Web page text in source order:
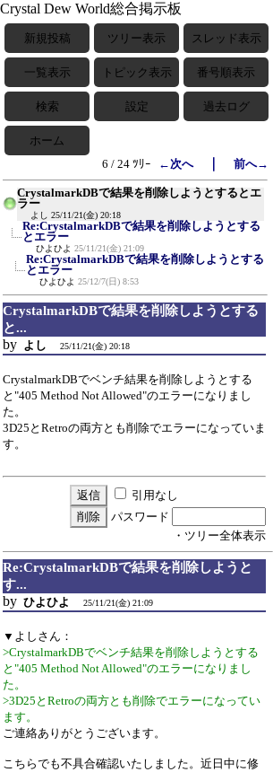
Crystal Dew World総合掲示板
新規投稿 ツリー表示 スレッド表示
一覧表示 トピック表示 番号順表示
検索 設定 過去ログ
ホーム
6 / 24 ﾂﾘｰ
←次へ｜ 前へ→
CrystalmarkDBで結果を削除しようとするとエ
ラー
よし 25/11/21(金) 20:18
Re:CrystalmarkDBで結果を削除しようとする
とエラー
ひよひよ 25/11/21(金) 21:09
Re:CrystalmarkDBで結果を削除しようとする
とエラー
ひよひよ 25/12/7(日) 8:53
CrystalmarkDBで結果を削除しようとする
と...
by よし 25/11/21(金) 20:18
CrystalmarkDBでベンチ結果を削除しようとする
と"405 Method Not Allowed"のエラーになりまし
た。
3D25とRetroの両方とも削除でエラーになっていま
す。
引用なし
パスワード
・ツリー全体表示
Re:CrystalmarkDBで結果を削除しようと
す...
by ひよひよ 25/11/21(金) 21:09
▼よしさん：
>CrystalmarkDBでベンチ結果を削除しようとする
と"405 Method Not Allowed"のエラーになりまし
た。
>3D25とRetroの両方とも削除でエラーになってい
ます。
ご連絡ありがとうございます。
こちらでも不具合確認いたしました。近日中に修